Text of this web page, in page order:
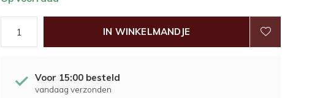
IN WINKELMANDJE
Voor 15:00 besteld
vandaag verzonden